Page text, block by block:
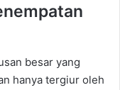
besar yang
hanya tergiur oleh